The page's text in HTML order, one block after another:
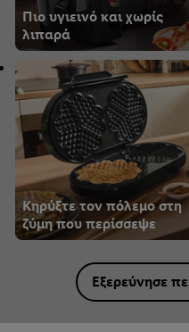
Πιο υγιεινό και χωρίς
λιπαρά
Κηρύξτε τον πόλεμο στη
ζύμη που περίσσεψε
Εξερεύνησε